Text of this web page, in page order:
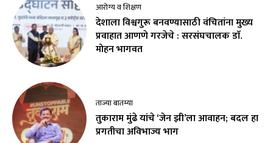
आरोग्य व शिक्षण
देशाला विश्वगुरू बनवण्यासाठी वंचितांना मुख्य
प्रवाहात आणणे गरजेचे : सरसंघचालक डाॅ.
मोहन भागवत
ताज्या बातम्या
तुकाराम मुंढे यांचे ‘जेन झी’ला आवाहन; बदल हा
प्रगतीचा अविभाज्य भाग